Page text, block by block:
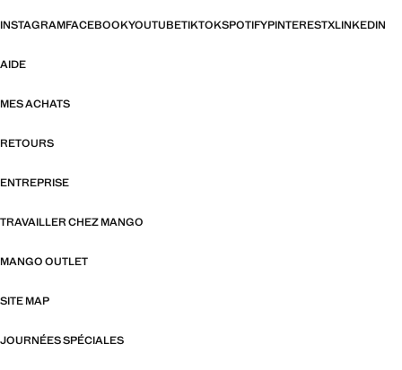
INSTAGRAMFACEBOOKYOUTUBETIKTOKSPOTIFYPINTERESTXLINKEDIN
AIDE
MES ACHATS
RETOURS
ENTREPRISE
TRAVAILLER CHEZ MANGO
MANGO OUTLET
SITE MAP
JOURNÉES SPÉCIALES